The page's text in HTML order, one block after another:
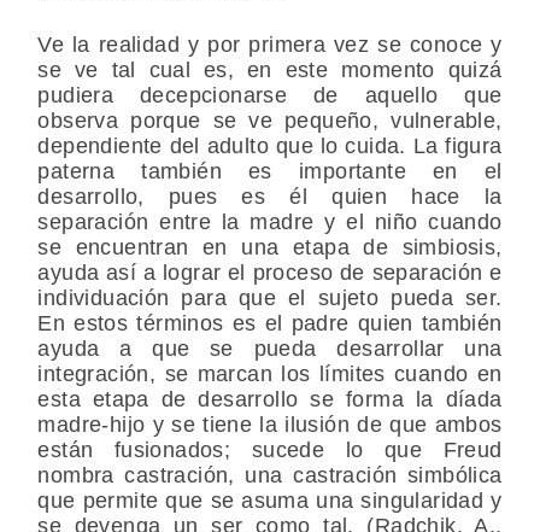
Ve la realidad y por primera vez se conoce y
se ve tal cual es, en este momento quizá
pudiera decepcionarse de aquello que
observa porque se ve pequeño, vulnerable,
dependiente del adulto que lo cuida. La figura
paterna también es importante en el
desarrollo, pues es él quien hace la
separación entre la madre y el niño cuando
se encuentran en una etapa de simbiosis,
ayuda así a lograr el proceso de separación e
individuación para que el sujeto pueda ser.
En estos términos es el padre quien también
ayuda a que se pueda desarrollar una
integración, se marcan los límites cuando en
esta etapa de desarrollo se forma la díada
madre-hijo y se tiene la ilusión de que ambos
están fusionados; sucede lo que Freud
nombra castración, una castración simbólica
que permite que se asuma una singularidad y
se devenga un ser como tal. (Radchik, A.,